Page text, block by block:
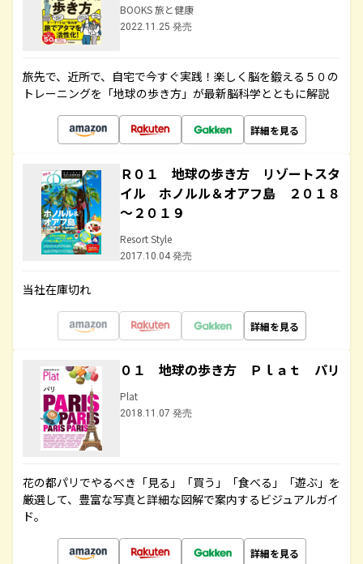
BOOKS 旅と健康
2022.11.25 発売
旅先で、近所で、自宅で今すぐ実践！楽しく脳を鍛える５０の
トレーニングを「地球の歩き方」が最新脳科学とともに解説
詳細を見る
Ｒ０１ 地球の歩き方 リゾートスタ
イル ホノルル＆オアフ島 ２０１８
～２０１９
Resort Style
2017.10.04 発売
当社在庫切れ
詳細を見る
０１ 地球の歩き方 Ｐｌａｔ パリ
Plat
2018.11.07 発売
花の都パリでやるべき「見る」「買う」「食べる」「遊ぶ」を
厳選して、豊富な写真と詳細な図解で案内するビジュアルガイ
ド。
詳細を見る